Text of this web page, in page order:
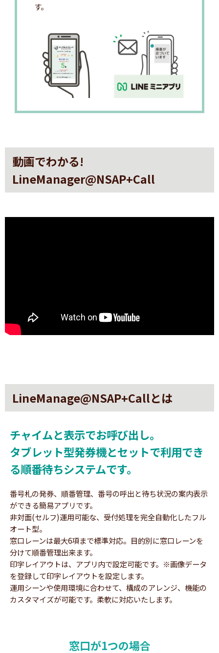
す。
動画でわかる!
LineManager@NSAP+Call
LineManage@NSAP+Callとは
チャイムと表示でお呼び出し。
タブレット型発券機とセットで利用でき
る順番待ちシステムです。
番号札の発券、順番管理、番号の呼出と待ち状況の案内表示
ができる簡易アプリです。
非対面(セルフ)運用可能な、受付処理を完全自動化したフル
オート型。
窓口レーンは最大6項まで標準対応。目的別に窓口レーンを
分けて順番管理出来ます。
印字レイアウトは、アプリ内で設定可能です。※画像データ
を登録して印字レイアウトを設定します。
運用シーンや使用環境に合わせて、構成のアレンジ、機能の
カスタマイズが可能です。柔軟に対応いたします。
窓口が1つの場合